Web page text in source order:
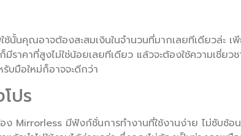
นคุณอาจต้องสะสมเงินในจำนวนที่มากเลยทีเดียวล่ะ เ
มีราคาที่สูงไม่ใช่น้อยเลยทีเดียว แล้วจะต้องใช้ความเชี่
บมือใหม่ก็อาจจะดีกว่า
ปร
Mirrorless มีฟังก์ชั่นการทำงานที่ใช้งานง่าย ไม่ซับซ้อน